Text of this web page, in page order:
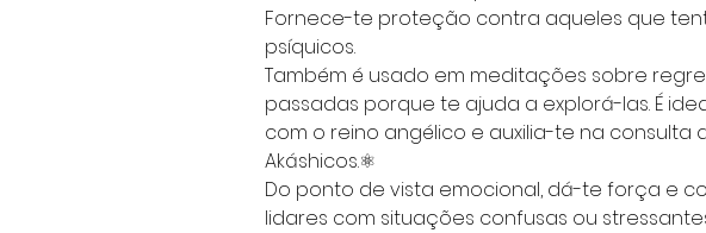
Fornece-te proteção contra aqueles que
psíquicos.
Também é usado em meditações sobre
passadas porque te ajuda a explorá-las. É
com o reino angélico e auxilia-te na consulta
Akáshicos.⚛
Do ponto de vista emocional, dá-te força e
lidares com situações confusas ou